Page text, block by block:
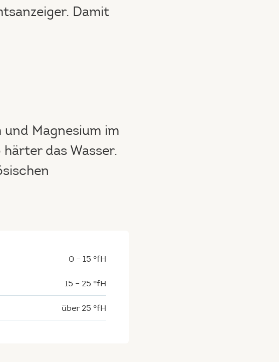
Damit
und Magnesium im
das Wasser.
0 – 15 °fH
15 – 25 °fH
über 25 °fH